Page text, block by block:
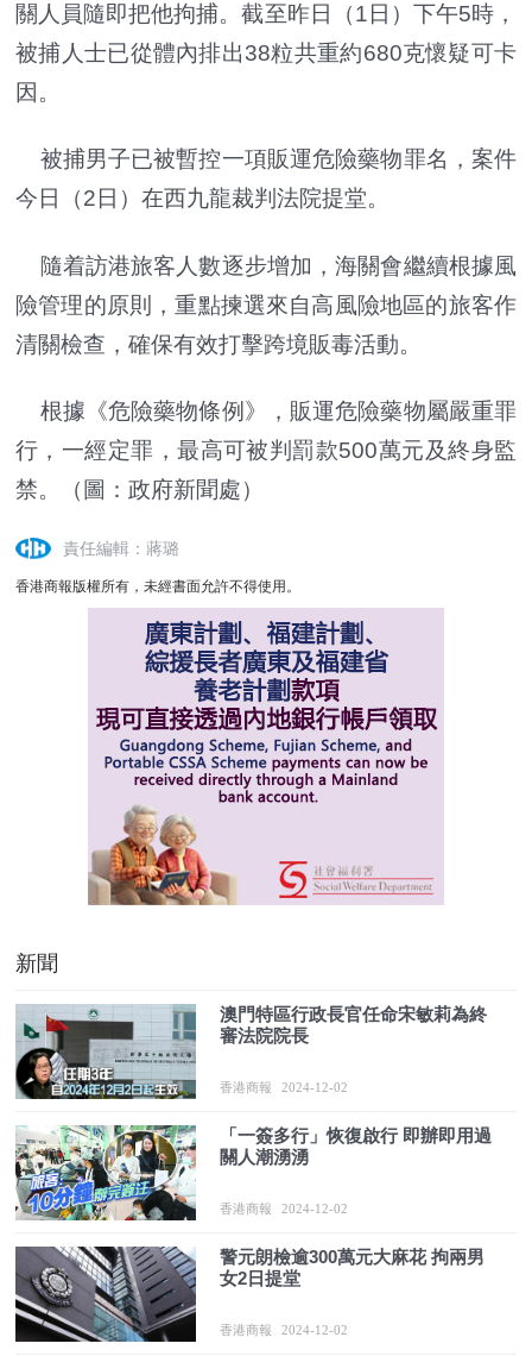
關人員隨即把他拘捕。截至昨日（1日）下午5時，
被捕人士已從體內排出38粒共重約680克懷疑可卡
因。
被捕男子已被暫控一項販運危險藥物罪名，案件
今日（2日）在西九龍裁判法院提堂。
隨着訪港旅客人數逐步增加，海關會繼續根據風
險管理的原則，重點揀選來自高風險地區的旅客作
清關檢查，確保有效打擊跨境販毒活動。
根據《危險藥物條例》，販運危險藥物屬嚴重罪
行，一經定罪，最高可被判罰款500萬元及終身監
禁。（圖：政府新聞處）
責任編輯：蔣璐
香港商報版權所有，未經書面允許不得使用。
新聞
澳門特區行政長官任命宋敏莉為終
審法院院長
香港商報 2024-12-02
「一簽多行」恢復啟行 即辦即用過
關人潮湧湧
香港商報 2024-12-02
警元朗檢逾300萬元大麻花 拘兩男
女2日提堂
香港商報 2024-12-02